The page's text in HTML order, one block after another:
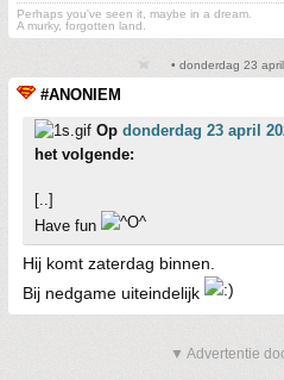
Perhaps you've seen it, maybe in a dream.
A murky, forgotten land.
• donderdag 23
#ANONIEM
Op donderdag 23 april
het volgende:
[..]
Have fun
Hij komt zaterdag binnen.
Bij nedgame uiteindelijk
▼ Advertentie